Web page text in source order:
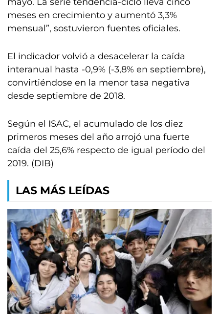
meses en crecimiento y aumentó 3,3%
mensual”, sostuvieron fuentes oficiales.
El indicador volvió a desacelerar la caída
interanual hasta -0,9% (-3,8% en septiembre),
convirtiéndose en la menor tasa negativa
desde septiembre de 2018.
Según el ISAC, el acumulado de los diez
primeros meses del año arrojó una fuerte
caída del 25,6% respecto de igual período del
2019. (DIB)
LAS MÁS LEÍDAS